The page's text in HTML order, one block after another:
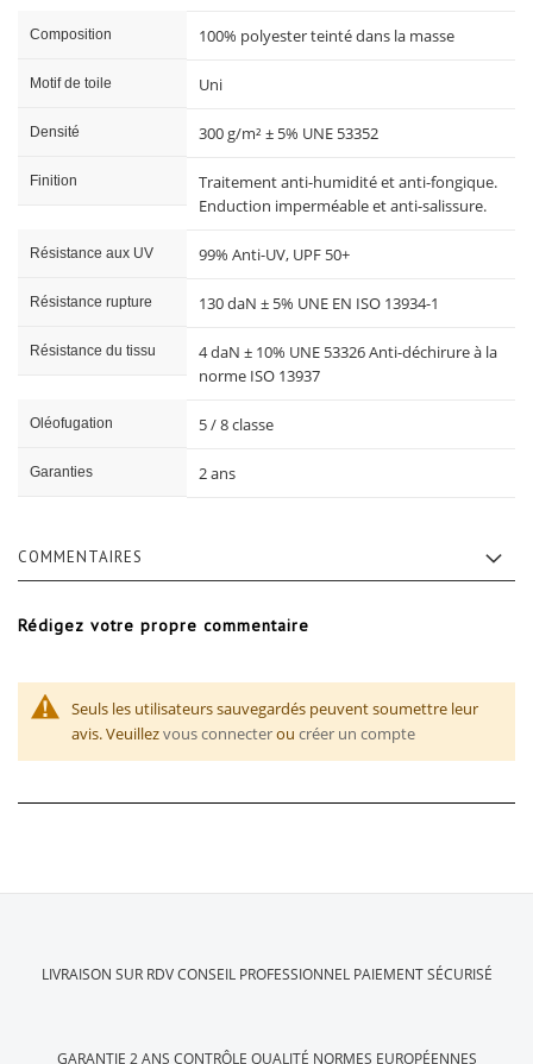
Composition 100% polyester teinté dans la masse
Motif de toile Uni
Densité 300 g/m² ± 5% UNE 53352
Finition
Traitement anti-humidité et anti-fongique.
Enduction imperméable et anti-salissure.
Résistance aux UV 99% Anti-UV, UPF 50+
Résistance rupture 130 daN ± 5% UNE EN ISO 13934-1
Résistance du tissu
4 daN ± 10% UNE 53326 Anti-déchirure à la
norme ISO 13937
Oléofugation 5 / 8 classe
Garanties 2 ans
COMMENTAIRES
Rédigez votre propre commentaire
Seuls les utilisateurs sauvegardés peuvent soumettre leur
avis. Veuillezvous connecterou créer un compte
LIVRAISON SUR RDV CONSEIL PROFESSIONNEL PAIEMENT SÉCURISÉ
GARANTIE 2 ANS CONTRÔLE QUALITÉ NORMES EUROPÉENNES